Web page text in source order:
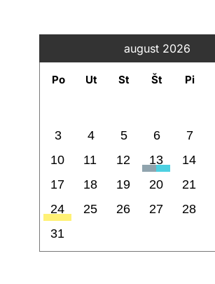
august 2026
Po Ut St Št Pi
3
4 5 6 7
10
11 12 13 14
17
18 19 20 21
24
25 26 27 28
31